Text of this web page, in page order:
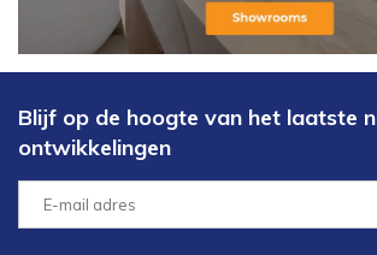
Blijf op de hoogte van het laatste
ontwikkelingen